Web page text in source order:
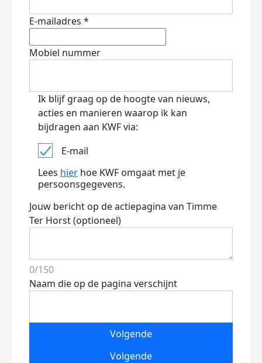
E-mailadres *
Mobiel nummer
Ik blijf graag op de hoogte van nieuws,
acties en manieren waarop ik kan
bijdragen aan KWF via:
E-mail
Lees hier hoe KWF omgaat met je
persoonsgegevens.
Jouw bericht op de actiepagina van Timme
Ter Horst (optioneel)
0/150
Naam die op de pagina verschijnt
Volgende
Volgende